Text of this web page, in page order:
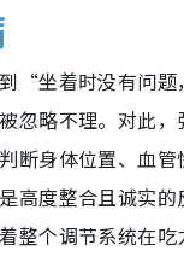
“坐着时没有问
忽略不理。对此
断身体位置、血
高度整合且诚实
整个调节系统在